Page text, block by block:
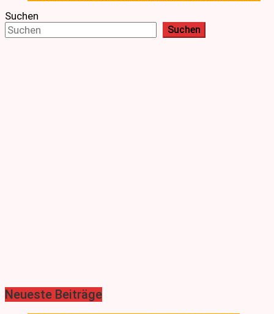
Suchen
Suchen
Neueste Beiträge